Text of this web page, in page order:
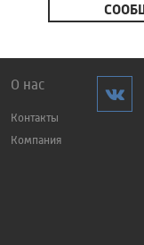
О нас
Контакты
Компания